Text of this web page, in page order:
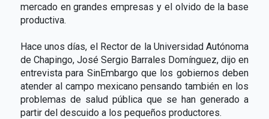
mercado en grandes empresas y el olvido de la base
productiva.
Hace unos días, el Rector de la Universidad Autónoma
de Chapingo, José Sergio Barrales Domínguez, dijo en
entrevista para SinEmbargo que los gobiernos deben
atender al campo mexicano pensando también en los
problemas de salud pública que se han generado a
partir del descuido a los pequeños productores.